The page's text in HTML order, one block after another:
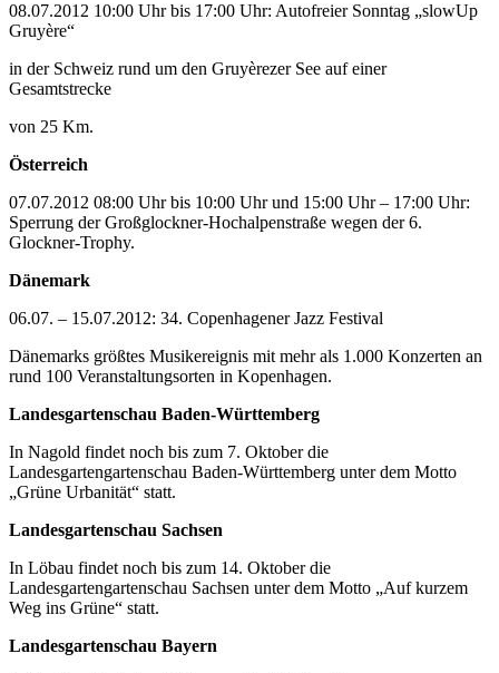
08.07.2012 10:00 Uhr bis 17:00 Uhr: Autofreier Sonntag „slowUp
Gruyère“
in der Schweiz rund um den Gruyèrezer See auf einer
Gesamtstrecke
von 25 Km.
Österreich
07.07.2012 08:00 Uhr bis 10:00 Uhr und 15:00 Uhr – 17:00 Uhr:
Sperrung der Großglockner-Hochalpenstraße wegen der 6.
Glockner-Trophy.
Dänemark
06.07. – 15.07.2012: 34. Copenhagener Jazz Festival
Dänemarks größtes Musikereignis mit mehr als 1.000 Konzerten an
rund 100 Veranstaltungsorten in Kopenhagen.
Landesgartenschau Baden-Württemberg
In Nagold findet noch bis zum 7. Oktober die
Landesgartengartenschau Baden-Württemberg unter dem Motto
„Grüne Urbanität“ statt.
Landesgartenschau Sachsen
In Löbau findet noch bis zum 14. Oktober die
Landesgartengartenschau Sachsen unter dem Motto „Auf kurzem
Weg ins Grüne“ statt.
Landesgartenschau Bayern